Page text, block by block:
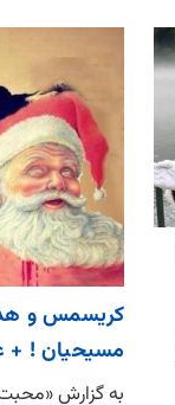
کریسمس و
مسیحیان !
به گزارش «محبت